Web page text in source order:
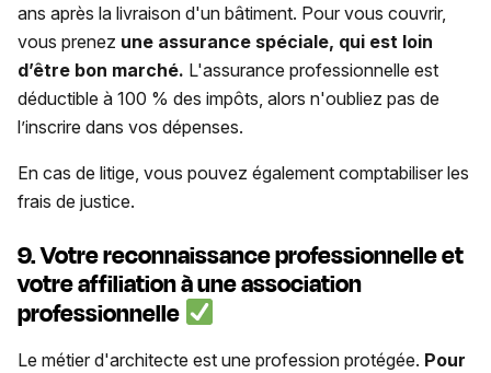
ans après la livraison d'un bâtiment. Pour vous couvrir,
vous prenez une assurance spéciale, qui est loin
d’être bon marché. L'assurance professionnelle est
déductible à 100 % des impôts, alors n'oubliez pas de
l’inscrire dans vos dépenses.
En cas de litige, vous pouvez également comptabiliser les
frais de justice.
9. Votre reconnaissance professionnelle et
votre affiliation à une association
professionnelle
Le métier d'architecte est une profession protégée. Pour